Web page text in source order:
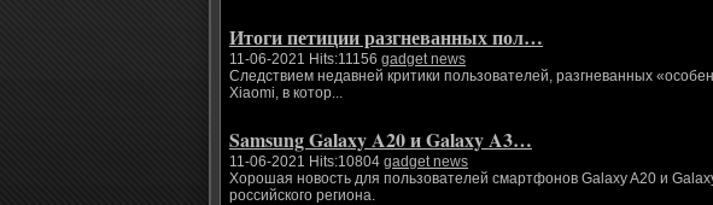
Итоги петиции разгневанных пол…
11-06-2021 Hits:11156 gadget news
Следствием недавней критики пользователей, разгневанных
Xiaomi, в котор...
Samsung Galaxy A20 и Galaxy A3…
11-06-2021 Hits:10804 gadget news
Хорошая новость для пользователей смартфонов Galaxy A20 и
российского региона.